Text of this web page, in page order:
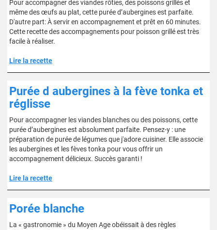
Pour accompagner des viandes rôties, des poissons grillés et
même des œufs au plat, cette purée d’aubergines est parfaite.
D'autre part: À servir en accompagnement et prêt en 60 minutes.
Cette recette des accompagnements pour poisson grillé est très
facile à réaliser.
Lire la recette
Purée d aubergines à la fève tonka et
réglisse
Pour accompagner les viandes blanches ou des poissons, cette
purée d’aubergines est absolument parfaite. Pensez-y : une
préparation de purée de légumes que j'adore cuisiner. Elle associe
les aubergines et les fèves tonka pour vous offrir un
accompagnement délicieux. Succès garanti !
Lire la recette
Porée blanche
La « gastronomie » du Moyen Age obéissait à des règles